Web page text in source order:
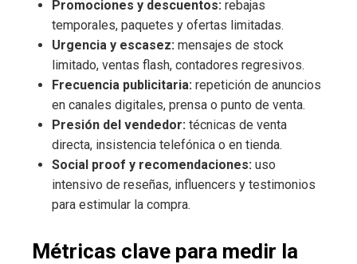
Promociones y descuentos: rebajas
temporales, paquetes y ofertas limitadas.
Urgencia y escasez: mensajes de stock
limitado, ventas flash, contadores regresivos.
Frecuencia publicitaria: repetición de anuncios
en canales digitales, prensa o punto de venta.
Presión del vendedor: técnicas de venta
directa, insistencia telefónica o en tienda.
Social proof y recomendaciones: uso
intensivo de reseñas, influencers y testimonios
para estimular la compra.
Métricas clave para medir la